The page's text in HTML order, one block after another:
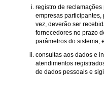
registro de
empresas participantes,
vez, deverão ser
fornecedores no prazo
parâmetros do sistema; e
consultas aos dados e
atendimentos
de dados pessoais e